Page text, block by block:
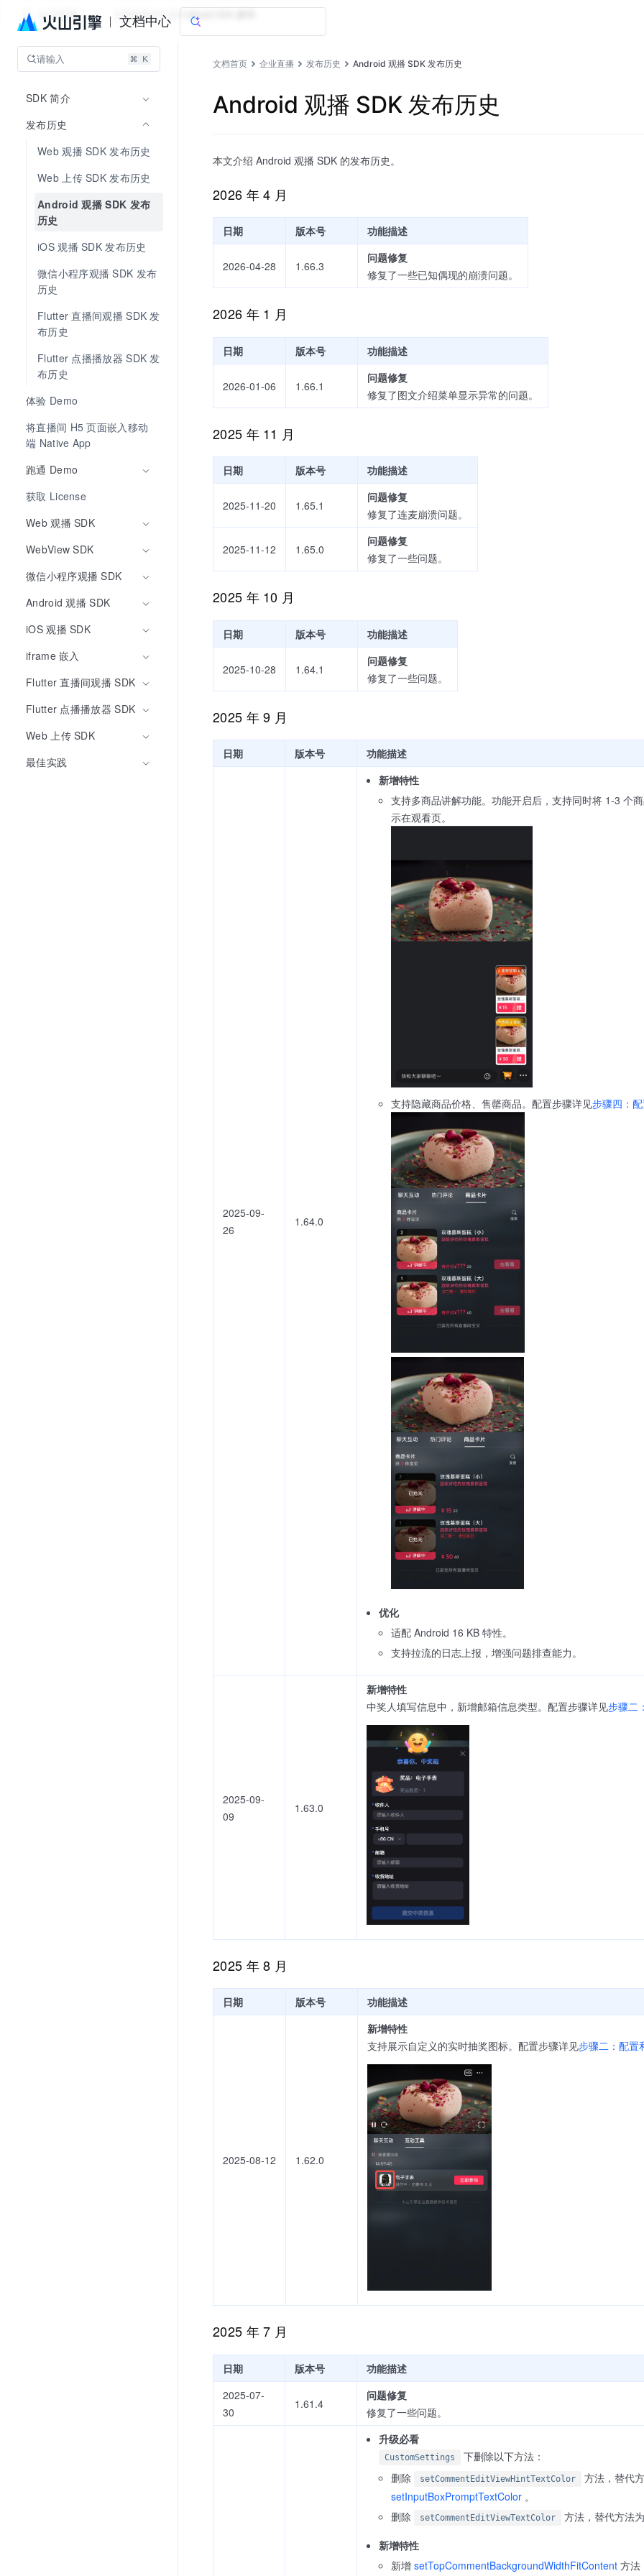
文档中心
企业直播 文档指南API 参考 aPaaS SDK 参考
请输入
SDK 简介
发布历史
Web 观播 SDK 发布历史
Web 上传 SDK 发布历史
Android 观播 SDK 发布
历史
iOS 观播 SDK 发布历史
微信小程序观播 SDK 发布
历史
Flutter 直播间观播 SDK 发
布历史
Flutter 点播播放器 SDK 发
布历史
体验 Demo
将直播间 H5 页面嵌入移动
端 Native App
跑通 Demo
获取 License
Web 观播 SDK
WebView SDK
微信小程序观播 SDK
Android 观播 SDK
iOS 观播 SDK
iframe 嵌入
Flutter 直播间观播 SDK
Flutter 点播播放器 SDK
Web 上传 SDK
最佳实践
文档首页 企业直播 发布历史 Android 观播 SDK 发布历史
Android 观播 SDK 发布历史
本文介绍 Android 观播 SDK 的发布历史。
2026 年 4 月
日期 版本号 功能描述
2026-04-28 1.66.3
问题修复
修复了一些已知偶现的崩溃问题。
2026 年 1 月
日期 版本号 功能描述
2026-01-06 1.66.1
问题修复
修复了图文介绍菜单显示异常的问题。
2025 年 11 月
日期 版本号 功能描述
2025-11-20 1.65.1
问题修复
修复了连麦崩溃问题。
2025-11-12 1.65.0
问题修复
修复了一些问题。
2025 年 10 月
日期 版本号 功能描述
2025-10-28 1.64.1
问题修复
修复了一些问题。
2025 年 9 月
日期 版本号 功能描述
2025-09-
26
1.64.0
新增特性
支持多商品讲解功能。功能开启后，支持同时将 1-3 个
示在观看页。
支持隐藏商品价格、售罄商品。配置步骤详见步骤四：
优化
适配 Android 16 KB 特性。
支持拉流的日志上报，增强问题排查能力。
2025-09-
09
1.63.0
新增特性
中奖人填写信息中，新增邮箱信息类型。配置步骤详见步骤二
2025 年 8 月
日期 版本号 功能描述
2025-08-12 1.62.0
新增特性
支持展示自定义的实时抽奖图标。配置步骤详见步骤二：配置
2025 年 7 月
日期 版本号
功能描述
2025-07-
30
1.61.4
问题修复
修复了一些问题。
升级必看
CustomSettings
下删除以下方法：
删除
setCommentEditViewHintTextColor 方法，替代
setInputBoxPromptTextColor。
删除
setCommentEditViewTextColor 方法，替代方法为
新增特性
新增 setTopCommentBackgroundWidthFitContent方法